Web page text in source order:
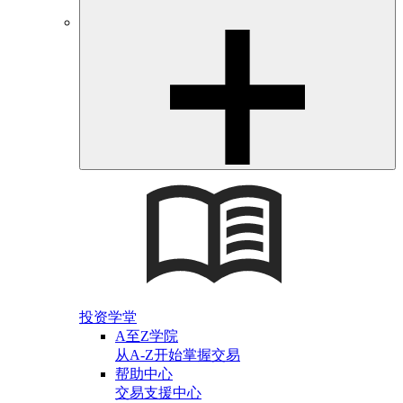
投资学堂
A至Z学院
从A-Z开始掌握交易
帮助中心
交易支援中心